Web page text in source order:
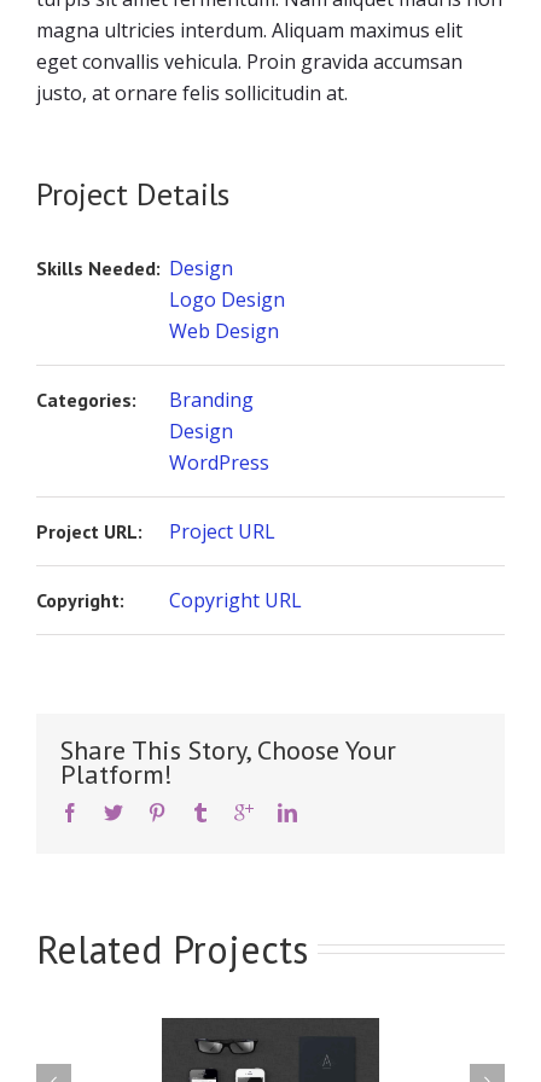
magna ultricies interdum. Aliquam maximus elit
eget convallis vehicula. Proin gravida accumsan
justo, at ornare felis sollicitudin at.
Project Details
Skills Needed: Design
Logo Design
Web Design
Categories:
Branding
Design
WordPress
Project URL: Project URL
Copyright: Copyright URL
Share This Story, Choose Your
Platform!
Related Projects